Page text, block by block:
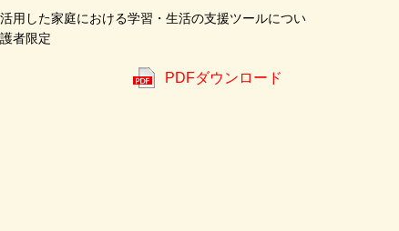
した家庭における学習・生活の支援ツールについ
者限定
PDFダウンロード